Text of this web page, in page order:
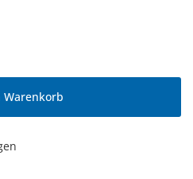
den gewünschten
Warenkorb